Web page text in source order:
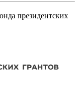
президентских